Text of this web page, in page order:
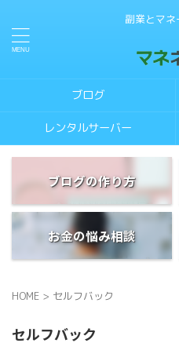
副業とマ
ブログ
レンタルサーバー
ブログの作り方
お金の悩み相談
HOME > セルフバック
セルフバック